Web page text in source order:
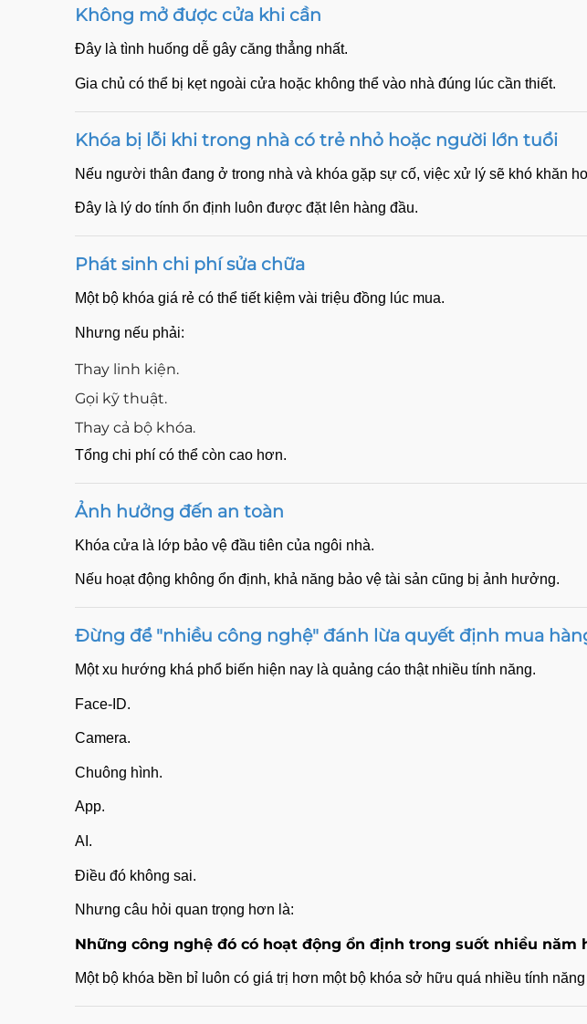
Không mở được cửa khi cần
Đây là tình huống dễ gây căng thẳng nhất.
Gia chủ có thể bị kẹt ngoài cửa hoặc không thể vào nhà đúng lúc cần thiết.
Khóa bị lỗi khi trong nhà có trẻ nhỏ hoặc người lớn tuổi
Nếu người thân đang ở trong nhà và khóa gặp sự cố, việc xử lý sẽ khó khăn
Đây là lý do tính ổn định luôn được đặt lên hàng đầu.
Phát sinh chi phí sửa chữa
Một bộ khóa giá rẻ có thể tiết kiệm vài triệu đồng lúc mua.
Nhưng nếu phải:
Thay linh kiện.
Gọi kỹ thuật.
Thay cả bộ khóa.
Tổng chi phí có thể còn cao hơn.
Ảnh hưởng đến an toàn
Khóa cửa là lớp bảo vệ đầu tiên của ngôi nhà.
Nếu hoạt động không ổn định, khả năng bảo vệ tài sản cũng bị ảnh hưởng.
Đừng để "nhiều công nghệ" đánh lừa quyết định mua
Một xu hướng khá phổ biến hiện nay là quảng cáo thật nhiều tính năng.
Face-ID.
Camera.
Chuông hình.
App.
AI.
Điều đó không sai.
Nhưng câu hỏi quan trọng hơn là:
Những công nghệ đó có hoạt động ổn định trong suốt nhiều năm
Một bộ khóa bền bỉ luôn có giá trị hơn một bộ khóa sở hữu quá nhiều tính